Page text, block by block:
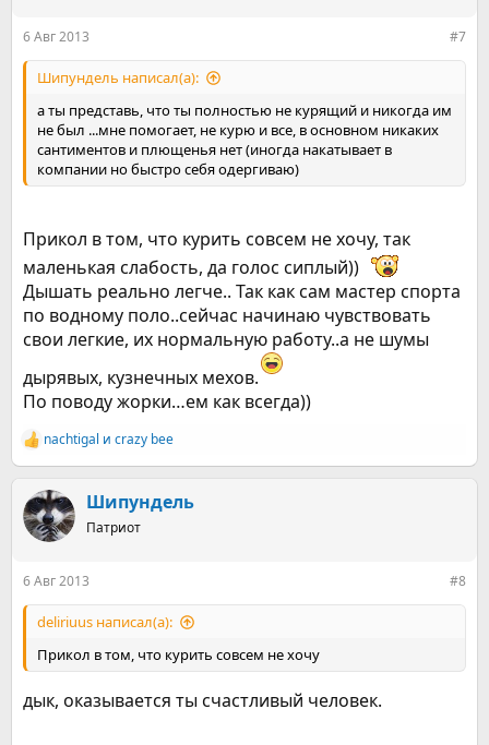
6 Авг 2013 #7
Шипундель написал(а):
а ты представь, что ты полностью не курящий и никогда им
не был ...мне помогает, не курю и все, в основном никаких
сантиментов и плющенья нет (иногда накатывает в
компании но быстро себя одергиваю)
Прикол в том, что курить совсем не хочу, так
маленькая слабость, да голос сиплый))
Дышать реально легче.. Так как сам мастер спорта
по водному поло..сейчас начинаю чувствовать
свои легкие, их нормальную работу..а не шумы
дырявых, кузнечных мехов.
По поводу жорки…ем как всегда))
Р
е
к
ц
и
nachtigal и crazy bee
Шипундель
Патриот
6 Авг 2013 #8
deliriuus написал(а):
Прикол в том, что курить совсем не хочу
дык, оказывается ты счастливый человек.